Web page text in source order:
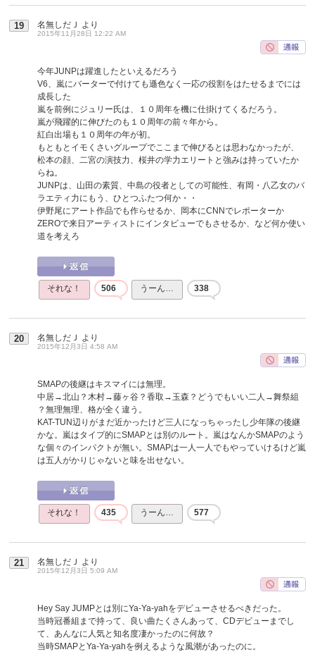
19 名無しだＪ より
2015年11月28日 12:22 AM
今年JUNPは躍進したといえるだろう
V6、嵐にバーターで付けても遜色なく一応の役割をはたせるまでには
成長した
嵐を前例にジュリー氏は、１０周年を機に仕掛けてくるだろう。
嵐が飛躍的に伸びたのも１０周年の前々年から。
紅白出場も１０周年の年が初。
もともとイモくさいグループでここまで伸びるとは思わなかったが、
松本の顔、二宮の演技力、桜井の学力エリートと強みは持っていたか
らね。
JUNPは、山田の素質、中島の役者としての可能性、有岡・八乙女のバ
ラエティ力にもう、ひとつふたつ何か・・
伊野尾にアート作品でも作らせるか、岡本にCNNでレポーターか
ZEROで来日アーティストにインタビューでもさせるか、など何か使い
道を考えろ
それな！ 506 うーん… 338
20 名無しだＪ より
2015年12月3日 4:58 AM
SMAPの後継はキスマイには無理。
中居→北山？木村→藤ヶ谷？香取→玉森？どうでもいい二人→舞祭組
？無理無理、格が全く違う。
KAT-TUN辺りがまだ近かったけど三人になっちゃったし少年隊の後継
かな。嵐はタイプ的にSMAPとは別のルート。嵐はなんかSMAPのよう
な個々のインパクトが無い。SMAPは一人一人でもやっていけるけど嵐
は五人がかりじゃないと味を出せない。
それな！ 435 うーん… 577
21 名無しだＪ より
2015年12月3日 5:09 AM
Hey Say JUMPとは別にYa-Ya-yahをデビューさせるべきだった。
当時冠番組まで持って、良い曲たくさんあって、CDデビューまでし
て、あんなに人気と知名度凄かったのに何故？
当時SMAPとYa-Ya-yahを例えるような風潮があったのに。